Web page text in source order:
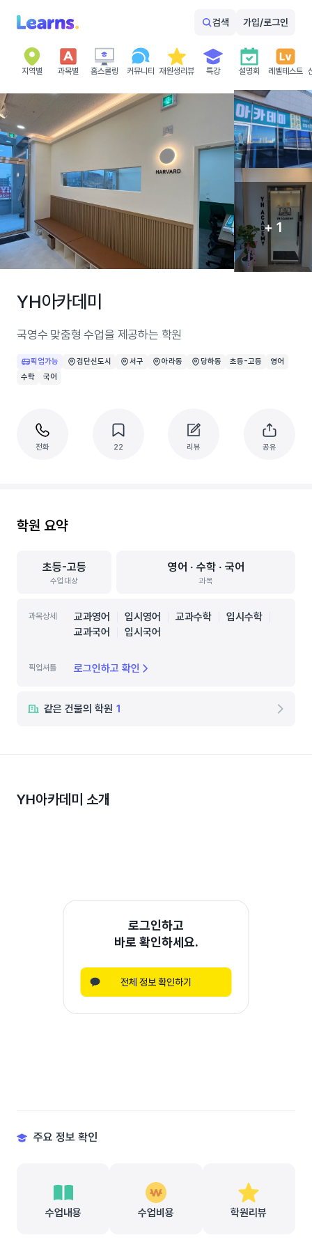
검색 가입/로그인
지역별 과목별 홈스쿨링 커뮤니티 재원생리뷰 특강 설명회 레벨테스트
+ 1
YH아카데미
국영수 맞춤형 수업을 제공하는 학원
픽업가능 검단신도시 서구 아라동 당하동 초등-고등
영어
수학
국어
전화 22 리뷰 공유
학원 요약
초등-고등
수업대상
영어 ‧ 수학 ‧ 국어
과목
과목상세 교과영어 입시영어 교과수학
입시수학
교과국어
입시국어
픽업셔틀 로그인하고 확인
같은 건물의 학원 1
YH아카데미 소개
로그인하고
바로 확인하세요.
전체 정보 확인하기
주요 정보 확인
수업내용 수업비용 학원리뷰